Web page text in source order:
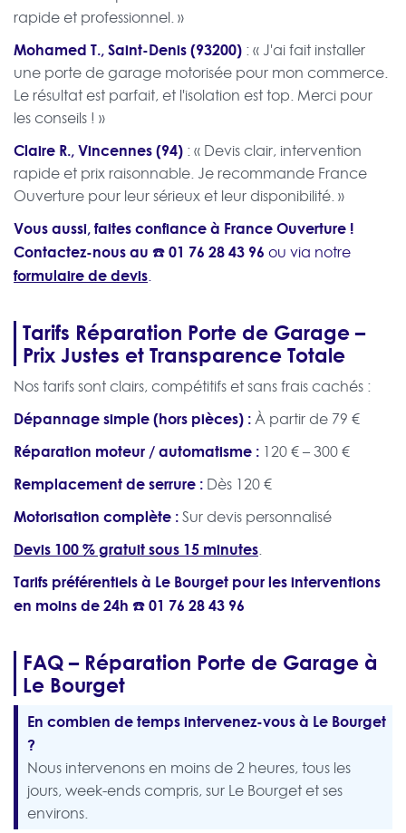
rapide et professionnel. »
Mohamed T., Saint-Denis (93200) : « J'ai fait installer
une porte de garage motorisée pour mon commerce.
Le résultat est parfait, et l'isolation est top. Merci pour
les conseils ! »
Claire R., Vincennes (94) : « Devis clair, intervention
rapide et prix raisonnable. Je recommande France
Ouverture pour leur sérieux et leur disponibilité. »
Vous aussi, faites confiance à France Ouverture !
Contactez-nous au ☎️01 76 28 43 96 ou via notre
formulaire de devis.
Tarifs Réparation Porte de Garage –
Prix Justes et Transparence Totale
Nos tarifs sont clairs, compétitifs et sans frais cachés :
Dépannage simple (hors pièces) :À partir de 79 €
Réparation moteur / automatisme : 120 € – 300 €
Remplacement de serrure : Dès 120 €
Motorisation complète :Sur devis personnalisé
Devis 100 % gratuit sous 15 minutes.
Tarifs préférentiels à Le Bourget pour les interventions
en moins de 24h ☎️01 76 28 43 96
FAQ – Réparation Porte de Garage à
Le Bourget
En combien de temps intervenez-vous à Le Bourget
?
Nous intervenons en moins de 2 heures, tous les
jours, week-ends compris, sur Le Bourget et ses
environs.